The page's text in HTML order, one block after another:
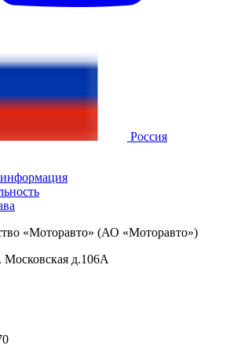
Россия
«Моторавто» (АО «Моторавто»)
Московская д.106А